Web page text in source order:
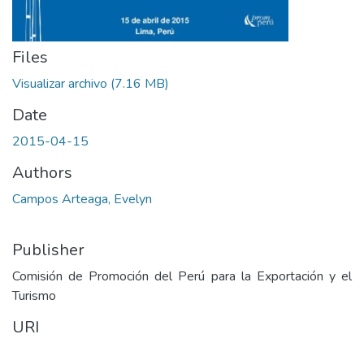
Files
Visualizar archivo (7.16 MB)
Date
2015-04-15
Authors
Campos Arteaga, Evelyn
Publisher
Comisión de Promoción del Perú para la Exportación y el
Turismo
URI